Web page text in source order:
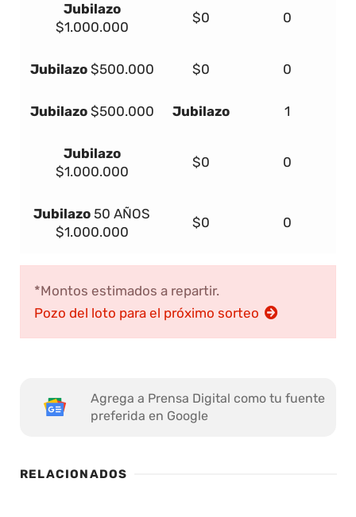
Jubilazo
$1.000.000
$0 0
Jubilazo $500.000 $0 0
Jubilazo $500.000 Jubilazo 1
Jubilazo
$1.000.000
$0 0
Jubilazo 50 AÑOS
$1.000.000
$0 0
*Montos estimados a repartir.
Pozo del loto para el próximo sorteo
Agrega a Prensa Digital como tu fuente
preferida en Google
RELACIONADOS